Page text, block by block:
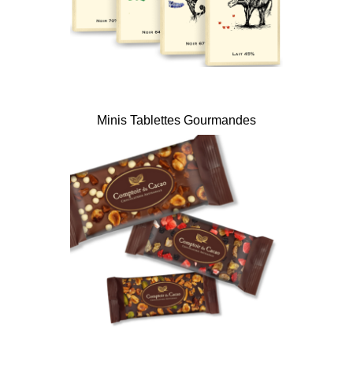
Minis Tablettes Gourmandes